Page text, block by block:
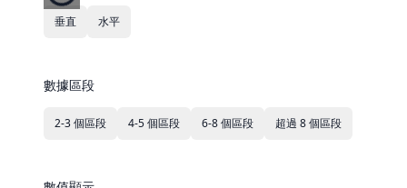
垂直 水平
數據區段
2-3 個區段 4-5 個區段 6-8 個區段 超過 8 個區段